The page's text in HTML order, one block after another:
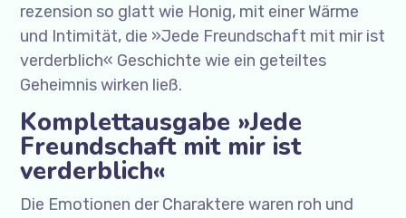
rezension so glatt wie Honig, mit einer Wärme
und Intimität, die »Jede Freundschaft mit mir ist
verderblich« Geschichte wie ein geteiltes
Geheimnis wirken ließ.
Komplettausgabe »Jede
Freundschaft mit mir ist
verderblich«
Die Emotionen der Charaktere waren roh und